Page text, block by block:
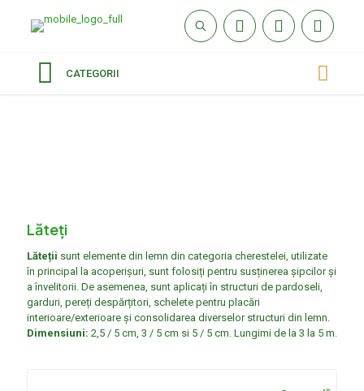
CATEGORII
Lăteți
Lăteții sunt elemente din lemn din categoria cherestelei, utilizate
în principal la acoperișuri, sunt folosiți pentru susținerea șipcilor și
a învelitorii. De asemenea, sunt aplicați în structuri de pardoseli,
garduri, pereți despărțitori, schelete pentru placări
interioare/exterioare și consolidarea diverselor structuri din lemn.
Dimensiuni: 2,5 / 5 cm, 3 / 5 cm si 5 / 5 cm. Lungimi de la 3 la 5 m.